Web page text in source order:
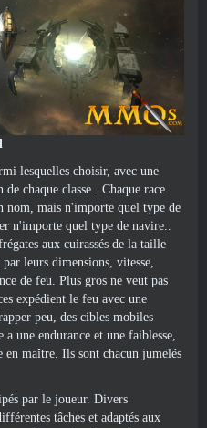
lesquelles choisir, avec une
chaque classe.. Chaque race
nom, mais n'importe quel type de
n'importe quel type de navire..
aux cuirassés de la taille
leurs dimensions, vitesse,
de feu. Plus gros ne veut pas
expédient le feu avec une
peu, des cibles mobiles
une endurance et une faiblesse,
en maître. Ils sont chacun jumelés
par le joueur. Divers
tâches et adaptés aux